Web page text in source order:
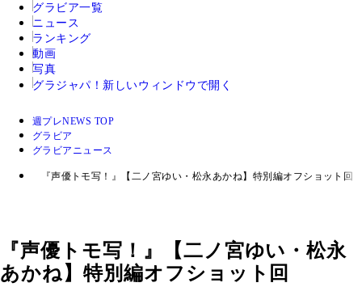
グラビア一覧
ニュース
ランキング
動画
写真
グラジャパ！ 新しいウィンドウで開く
週プレNEWS TOP
グラビア
グラビアニュース
『声優トモ写！』【二ノ宮ゆい・松永あかね】特別編オフショット回
『声優トモ写！』【二ノ宮ゆい・松永
あかね】特別編オフショット回